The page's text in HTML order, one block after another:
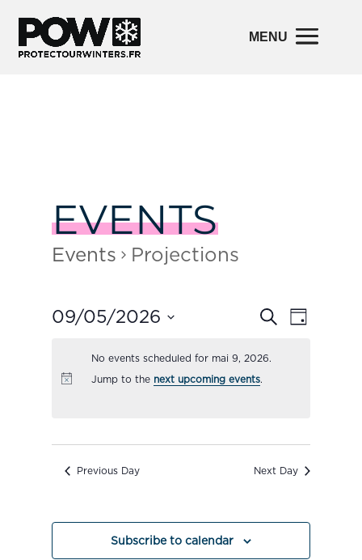
EVENTS
Events Projections
Events
Search
Views
SearchEvent
Views
Day
09/05/2026
No events scheduled for mai 9, 2026.
Jump to the next upcoming events.
Previous Day Next Day
Subscribe to calendar